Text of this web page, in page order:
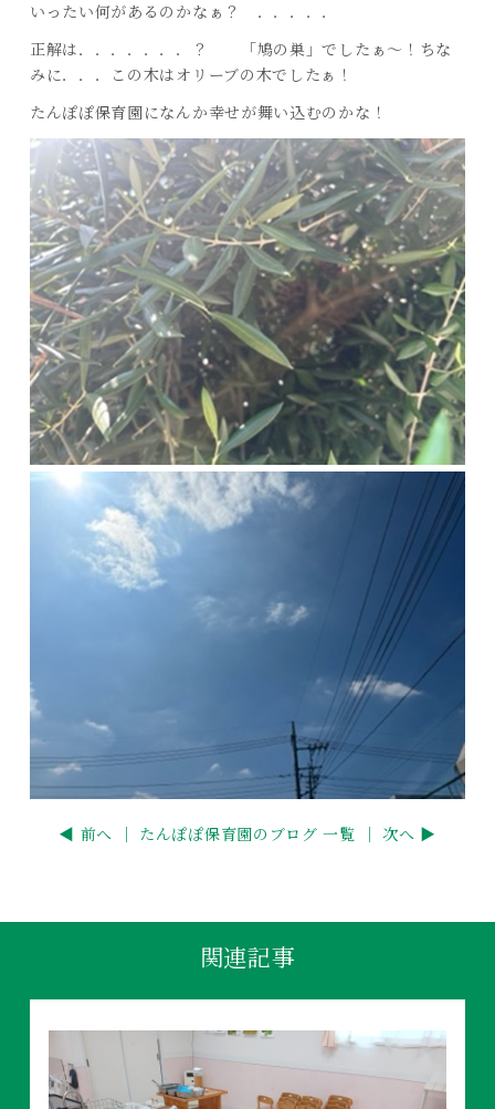
いったい何があるのかなぁ？ ．．．．．
正解は．．．．．．．？ 「鳩の巣」でしたぁ～！ちな
みに．．．この木はオリーブの木でしたぁ！
たんぽぽ保育園になんか幸せが舞い込むのかな！
◀ 前へ ｜ たんぽぽ保育園のブログ 一覧 ｜ 次へ ▶
関連記事